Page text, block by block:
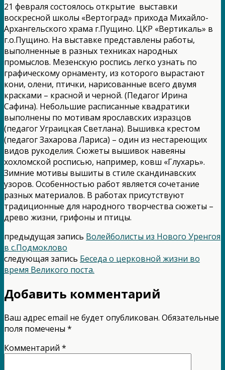
21 февраля состоялось открытие выставки
воскресной школы «Вертоград» прихода Михайло-
Архангельского храма г.Пущино. ЦКР «Вертикаль» в
г.о.Пущино. На выставке представлены работы,
выполненные в разных техниках народных
промыслов. Мезенскую роспись легко узнать по
графическому орнаменту, из которого вырастают
кони, олени, птички, нарисованные всего двумя
красками – красной и черной. (Педагог Ирина
Сафина). Небольшие расписанные квадратики
выполнены по мотивам ярославских изразцов
(педагог Уграицкая Светлана). Вышивка крестом
(педагог Захарова Лариса) – один из нестареющих
видов рукоделия. Сюжеты вышивок навеяны
хохломской росписью, например, ковш «Глухарь».
Зимние мотивы вышиты в стиле скандинавских
узоров. Особенностью работ является сочетание
разных материалов. В работах присутствуют
традиционные для народного творчества сюжеты –
древо жизни, грифоны и птицы.
предыдущая запись Волейболисты из Нового Уренгоя
в с.Подмоклово
следующая запись Беседа о церковной жизни во
время Великого поста.
Добавить комментарий
Ваш адрес email не будет опубликован. Обязательные
поля помечены *
Комментарий *